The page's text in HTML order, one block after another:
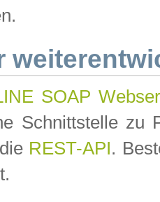
SOAP
Schnittstelle zu
REST-API.